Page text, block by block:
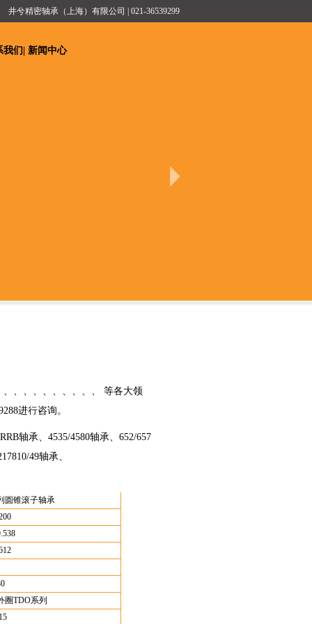
井兮精密轴承（上海）有限公司 | 021-36539299
我们 新闻中心
、、、、、、、、、 等各大领
进行咨询。
轴承、4535/4580轴承、652/657
49轴承、
圆锥滚子轴承
圈TDO系列